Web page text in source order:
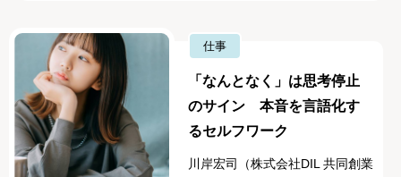
仕事
「なんとなく」は思考停止
のサイン 本音を言語化す
るセルフワーク
川岸宏司（株式会社DIL 共同創業